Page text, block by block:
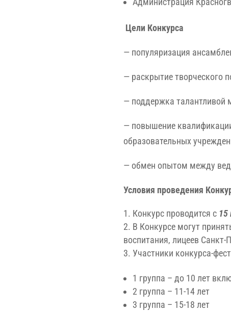
Цели Конкурса
— популяризация
— раскрытие творческого
— поддержка талантливой
— повышение
образовательных
— обмен опытом между
Условия проведения
Конкурс проводится с 15
В Конкурсе могут
воспитания, лицеев Санкт-
Участники конкурса-
1 группа – до 10 лет
2 группа – 11-14 лет
3 группа – 15-18 лет